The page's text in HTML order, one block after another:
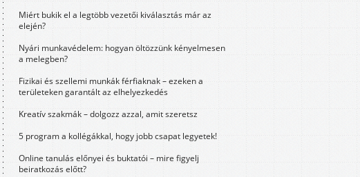
Miért bukik el a legtöbb vezetői kiválasztás már az
elején?
Nyári munkavédelem: hogyan öltözzünk kényelmesen
a melegben?
Fizikai és szellemi munkák férfiaknak – ezeken a
területeken garantált az elhelyezkedés
Kreatív szakmák – dolgozz azzal, amit szeretsz
5 program a kollégákkal, hogy jobb csapat legyetek!
Online tanulás előnyei és buktatói – mire figyelj
beiratkozás előtt?